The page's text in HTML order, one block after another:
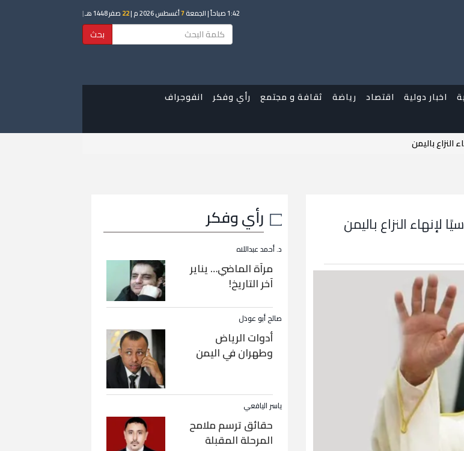
1:42 صباحاً | الجمعة7أغسطس 2026 م | 22 صفر 1448 هـ |
بحث
اخبار دولية اقتصاد رياضة ثقافة و مجتمع رأي وفكر
انفوجراف
باليمن
النزاع باليمن رأي وفكر
د. أحمد عبداللاه
مرآة الماضي… يناير
آخر التاريخ!
صالح أبو عوذل
أدوات الرياض
وطهران في اليمن
ياسر اليافعي
حقائق ترسم ملامح
المرحلة المقبلة